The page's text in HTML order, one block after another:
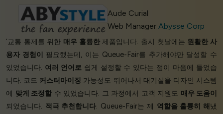
Aude Curial
Web ManagerAbysse Corp
‘교통 통제를 위한 매우 훌륭한제품입니다. 출시 첫날에는 원활한 사
용자 경험이
필요했는데, 이는 Queue-Fair를 추가해야만 달성할 수
있었습니다. 여러 언어로쉽게 설정할 수 있다는 점이 마음에 들었습
니다. 코드 커스터마이징 가능성도 뛰어나서 대기실을 디자인 시스템
에 맞게 조정할 수 있었습니다. 그 과정에서 고객 지원도 매우 도움이
되었습니다. 적극 추천합니다. Queue-Fair는 제 역할을 훌륭히 해 냈